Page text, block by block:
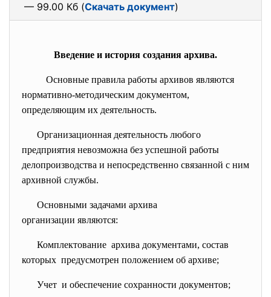
— 99.00 Кб (Скачать документ)
Введение и история создания архива.
Основные правила работы архивов являются
нормативно-методическим документом,
определяющим их деятельность.
Организационная деятельность любого
предприятия невозможна без успешной работы
делопроизводства и непосредственно связанной с ним
архивной службы.
Основными задачами архива
организации являются:
Комплектование архива документами, состав
которых предусмотрен положением об архиве;
Учет и обеспечение сохранности документов;